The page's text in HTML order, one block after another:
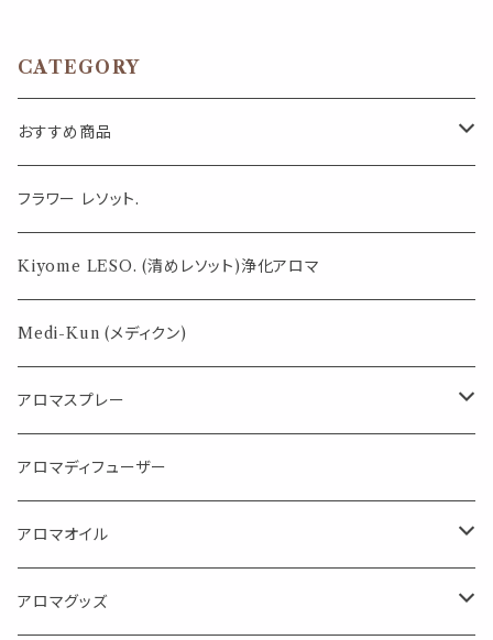
CATEGORY
おすすめ商品
気になる虫対策に
薄荷の香りで体感温度-4℃ !? スースーシリーズ
パロサント
フラワー レソット.
Kiyome LESO. (清めレソット)浄化アロマ
Medi-Kun (メディクン)
アロマスプレー
目的で選ぶ
蒸し暑い夏やリフレッシュに
消臭に（用途：空間や衣服）
FLOWER LESO. フラワレソット
Kiyome LESO. キヨメ レソット
アロマディフューザー
アロマオイル
エッセンシャルオイル
アロマグッズ